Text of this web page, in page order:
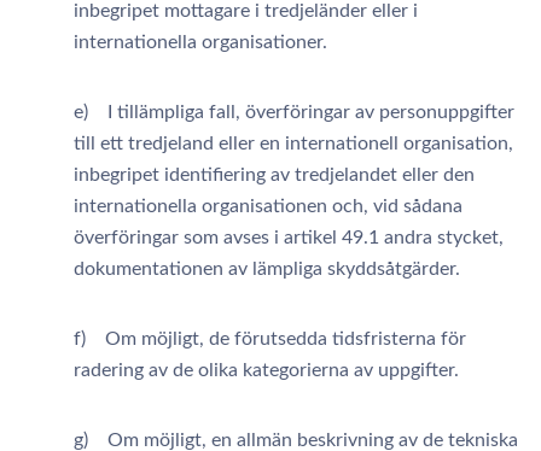
inbegripet mottagare i tredjeländer eller i
internationella organisationer.
e) I tillämpliga fall, överföringar av personuppgifter
till ett tredjeland eller en internationell organisation,
inbegripet identifiering av tredjelandet eller den
internationella organisationen och, vid sådana
överföringar som avses i artikel 49.1 andra stycket,
dokumentationen av lämpliga skyddsåtgärder.
f) Om möjligt, de förutsedda tidsfristerna för
radering av de olika kategorierna av uppgifter.
g) Om möjligt, en allmän beskrivning av de tekniska